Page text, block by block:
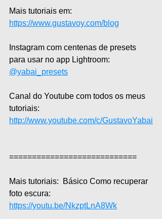
Mais tutoriais em:
https://www.gustavoy.com/blog
Instagram com centenas de presets
para usar no app Lightroom:
@yabai_presets
Canal do Youtube com todos os meus
tutoriais:
http://www.youtube.com/c/GustavoYabai
============================
Mais tutoriais:  Básico Como recuperar
foto escura:
https://youtu.be/NkzptLnA8Wk